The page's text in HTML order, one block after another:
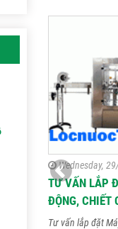
Wednesday,
TƯ VẤN LẮP
ĐỘNG, CHIẾT
Tư vấn lắp đặt